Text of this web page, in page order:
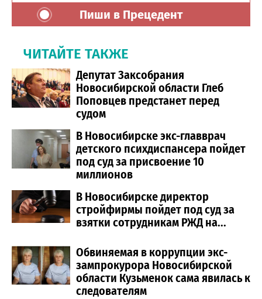
Пиши в Прецедент
ЧИТАЙТЕ ТАКЖЕ
Депутат Заксобрания
Новосибирской области Глеб
Поповцев предстанет перед
судом
В Новосибирске экс-главврач
детского психдиспансера пойдет
под суд за присвоение 10
миллионов
В Новосибирске директор
стройфирмы пойдет под суд за
взятки сотрудникам РЖД на...
Обвиняемая в коррупции экс-
зампрокурора Новосибирской
области Кузьменок сама явилась к
следователям